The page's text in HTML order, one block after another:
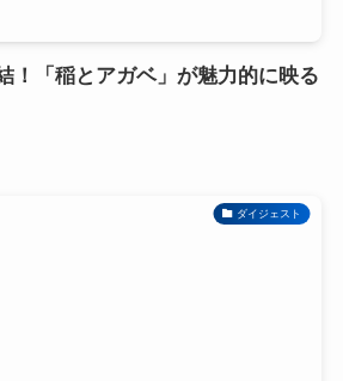
！「稲とアガベ」が魅力的に映る
ダイジェスト